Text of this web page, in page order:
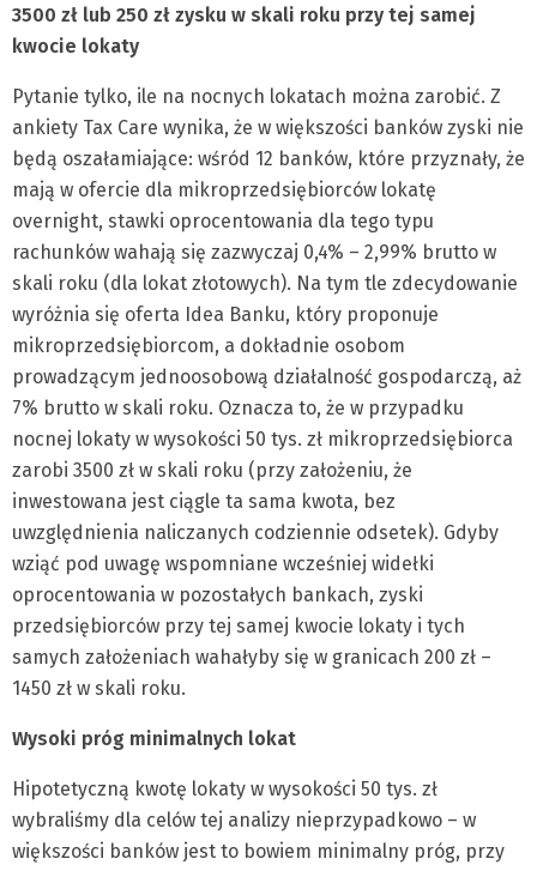
3500 zł lub 250 zł zysku w skali roku przy tej samej
kwocie lokaty
Pytanie tylko, ile na nocnych lokatach można zarobić. Z
ankiety Tax Care wynika, że w większości banków zyski nie
będą oszałamiające: wśród 12 banków, które przyznały, że
mają w ofercie dla mikroprzedsiębiorców lokatę
overnight, stawki oprocentowania dla tego typu
rachunków wahają się zazwyczaj 0,4% – 2,99% brutto w
skali roku (dla lokat złotowych). Na tym tle zdecydowanie
wyróżnia się oferta Idea Banku, który proponuje
mikroprzedsiębiorcom, a dokładnie osobom
prowadzącym jednoosobową działalność gospodarczą, aż
7% brutto w skali roku. Oznacza to, że w przypadku
nocnej lokaty w wysokości 50 tys. zł mikroprzedsiębiorca
zarobi 3500 zł w skali roku (przy założeniu, że
inwestowana jest ciągle ta sama kwota, bez
uwzględnienia naliczanych codziennie odsetek). Gdyby
wziąć pod uwagę wspomniane wcześniej widełki
oprocentowania w pozostałych bankach, zyski
przedsiębiorców przy tej samej kwocie lokaty i tych
samych założeniach wahałyby się w granicach 200 zł –
1450 zł w skali roku.
Wysoki próg minimalnych lokat
Hipotetyczną kwotę lokaty w wysokości 50 tys. zł
wybraliśmy dla celów tej analizy nieprzypadkowo – w
większości banków jest to bowiem minimalny próg, przy